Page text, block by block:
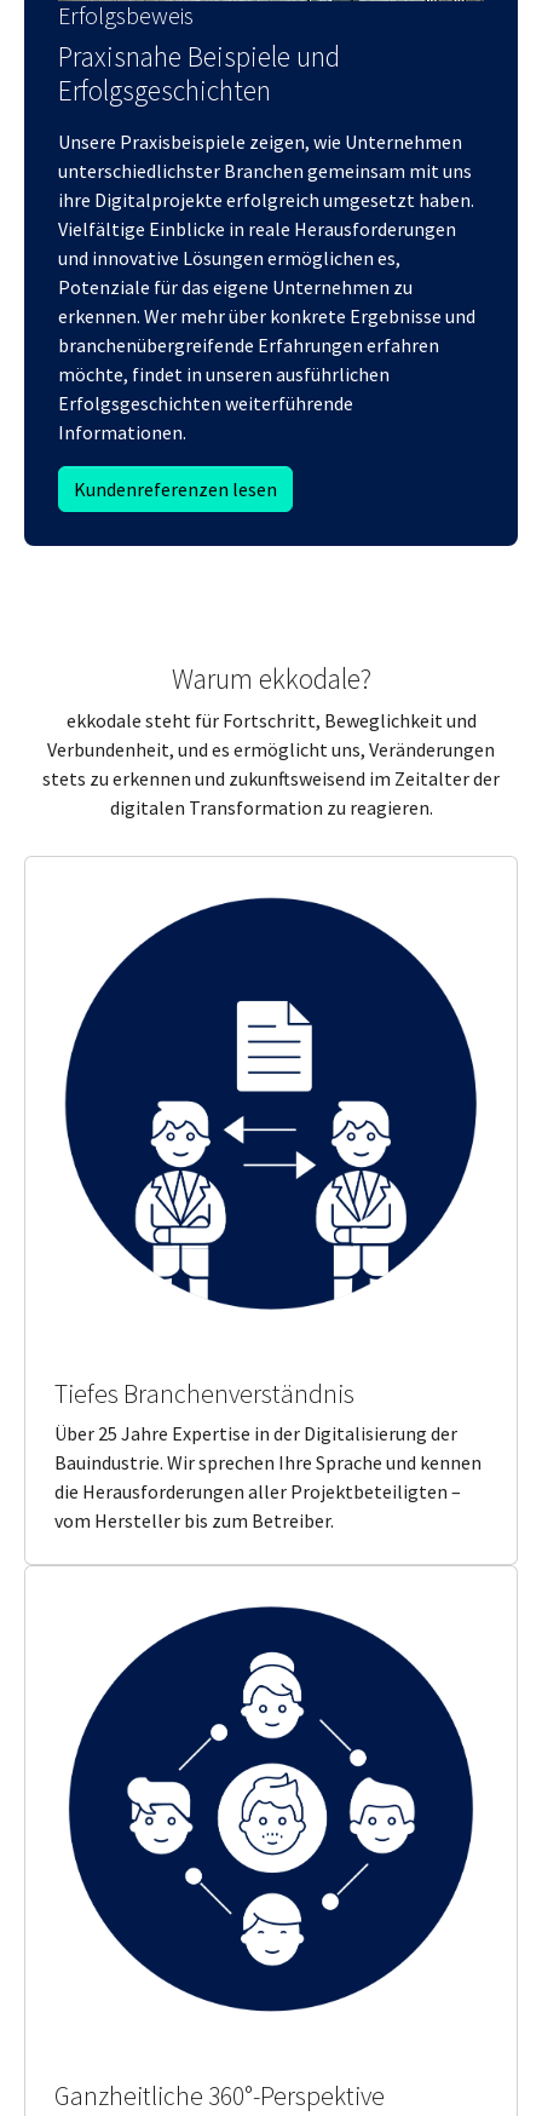
Erfolgsbeweis
Praxisnahe Beispiele und
Erfolgsgeschichten
Unsere Praxisbeispiele zeigen, wie Unternehmen
unterschiedlichster Branchen gemeinsam mit uns
ihre Digitalprojekte erfolgreich umgesetzt haben.
Vielfältige Einblicke in reale Herausforderungen
und innovative Lösungen ermöglichen es,
Potenziale für das eigene Unternehmen zu
erkennen. Wer mehr über konkrete Ergebnisse und
branchenübergreifende Erfahrungen erfahren
möchte, findet in unseren ausführlichen
Erfolgsgeschichten weiterführende
Informationen.
Kundenreferenzen lesen
Warum ekkodale?
ekkodale steht für Fortschritt, Beweglichkeit und
Verbundenheit, und es ermöglicht uns, Veränderungen
stets zu erkennen und zukunftsweisend im Zeitalter der
digitalen Transformation zu reagieren.
Tiefes Branchenverständnis
Über 25 Jahre Expertise in der Digitalisierung der
Bauindustrie. Wir sprechen Ihre Sprache und kennen
die Herausforderungen aller Projektbeteiligten –
vom Hersteller bis zum Betreiber.
Ganzheitliche 360°-Perspektive